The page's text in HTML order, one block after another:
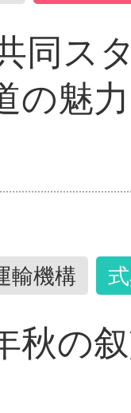
ス
魅
輸機構
秋の